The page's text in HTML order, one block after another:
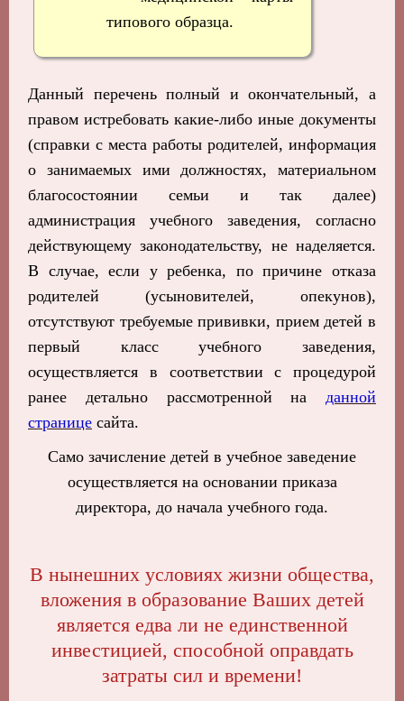
типового образца.
Данный перечень полный и окончательный, а
правом истребовать какие-либо иные документы
(справки с места работы родителей, информация
о занимаемых ими должностях, материальном
благосостоянии семьи и так далее)
администрация учебного заведения, согласно
действующему законодательству, не наделяется.
В случае, если у ребенка, по причине отказа
родителей (усыновителей, опекунов),
отсутствуют требуемые прививки, прием детей в
первый класс учебного заведения,
осуществляется в соответствии с процедурой
ранее детально рассмотренной на данной
странице сайта.
Само зачисление детей в учебное заведение
осуществляется на основании приказа
директора, до начала учебного года.
В нынешних условиях жизни общества,
вложения в образование Ваших детей
является едва ли не единственной
инвестицией, способной оправдать
затраты сил и времени!